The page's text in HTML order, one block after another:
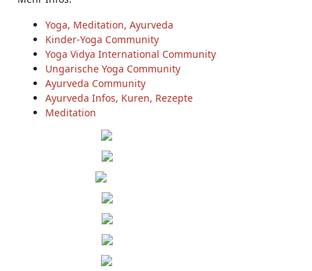
Yoga, Meditation, Ayurveda
Kinder-Yoga Community
Yoga Vidya International Community
Ungarische Yoga Community
Ayurveda Community
Ayurveda Infos, Kuren, Rezepte
Meditation